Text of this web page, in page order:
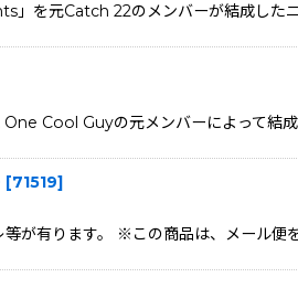
」を元Catch 22のメンバーが結成し
Cool Guyの元メンバーによって結成
[71519]
有ります。 ※この商品は、メール便